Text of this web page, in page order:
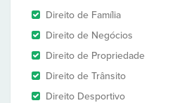
Direito de Família
Direito de Negócios
Direito de Propriedade
Direito de Trânsito
Direito Desportivo